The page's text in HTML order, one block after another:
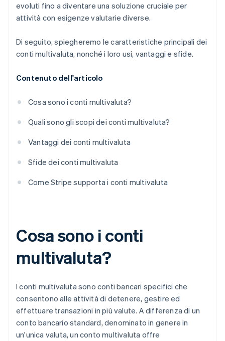
evoluti fino a diventare una soluzione cruciale per
attività con esigenze valutarie diverse.
Di seguito, spiegheremo le caratteristiche principali dei
conti multivaluta, nonché i loro usi, vantaggi e sfide.
Contenuto dell'articolo
Cosa sono i conti multivaluta?
Quali sono gli scopi dei conti multivaluta?
Vantaggi dei conti multivaluta
Sfide dei conti multivaluta
Come Stripe supporta i conti multivaluta
Cosa sono i conti
multivaluta?
I conti multivaluta sono conti bancari specifici che
consentono alle attività di detenere, gestire ed
effettuare transazioni in più valute. A differenza di un
conto bancario standard, denominato in genere in
un'unica valuta, un conto multivaluta offre